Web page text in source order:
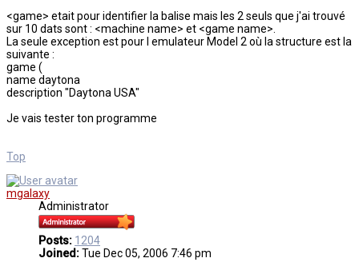
<game> etait pour identifier la balise mais les 2 seuls que j'ai trouvé
sur 10 dats sont : <machine name> et <game name>.
La seule exception est pour l emulateur Model 2 où la structure est la
suivante :
game (
name daytona
description "Daytona USA"
Je vais tester ton programme
Top
mgalaxy
Administrator
Posts: 1204
Joined:Tue Dec 05, 2006 7:46 pm